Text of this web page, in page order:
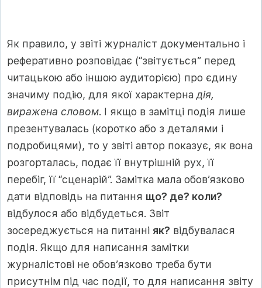
Як правило, у звіті журналіст документально і
реферативно розповідає (“звітується” перед
читацькою або іншою аудиторією) про єдину
значиму подію, для якої характерна дія,
виражена словом. І якщо в замітці подія лише
презентувалась (коротко або з деталями і
подробицями), то у звіті автор показує, як вона
розгорталась, подає її внутрішній рух, її
перебіг, її “сценарій”. Замітка мала обов’язково
дати відповідь на питання що? де? коли?
відбулося або відбудеться. Звіт
зосереджується на питанні як? відбувалася
подія. Якщо для написання замітки
журналістові не обов’язково треба бути
присутнім під час події, то для написання звіту